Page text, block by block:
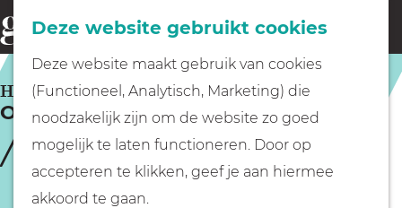
Deze website gebruikt cookies
Deze website maakt gebruik van cookies
(Functioneel, Analytisch, Marketing) die
noodzakelijk zijn om de website zo goed
mogelijk te laten functioneren. Door op
accepteren te klikken, geef je aan hiermee
akkoord te gaan.
G
a
n
a
Fietsen
Wandelen
o
e
k
e
n
Ontdek de Hoorneboegse Heide
HILVERSUM